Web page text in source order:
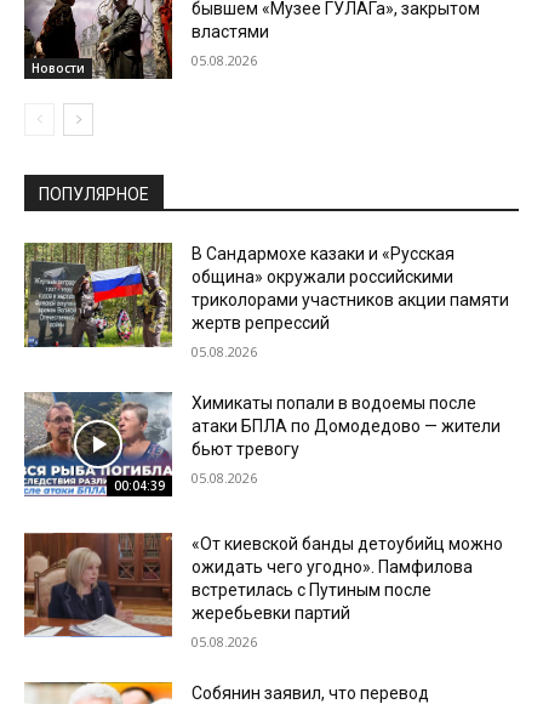
Новости
бывшем «Музее ГУЛАГа», закрытом
властями
05.08.2026
ПОПУЛЯРНОЕ
В Сандармохе казаки и «Русская
община» окружали российскими
триколорами участников акции памяти
жертв репрессий
05.08.2026
00:04:39
Химикаты попали в водоемы после
атаки БПЛА по Домодедово — жители
бьют тревогу
05.08.2026
«От киевской банды детоубийц можно
ожидать чего угодно». Памфилова
встретилась с Путиным после
жеребьевки партий
05.08.2026
Собянин заявил, что перевод